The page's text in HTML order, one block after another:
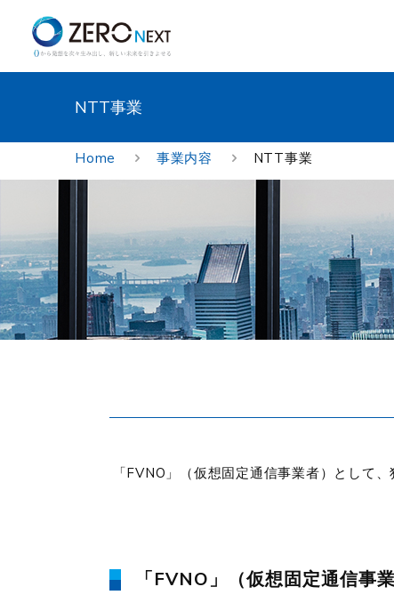
NTT事業
Home 事業内容 NTT事業
「FVNO」（仮想固定通信事業者）として
「FVNO」（仮想固定通信事